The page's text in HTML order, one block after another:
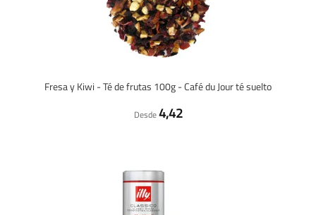
Fresa y Kiwi - Té de frutas 100g - Café du Jour té suelto
Desde4,42